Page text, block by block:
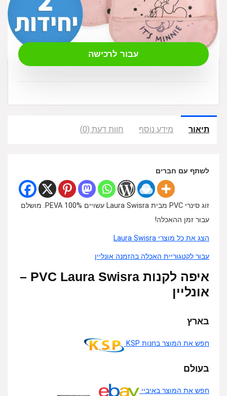
₪25.00
עבור לרכישה
תיאור מידע נוסף חוות דעת (0)
לשתף עם חברים
זוג סינרי PVC מבית Laura Swisra עשויים 100% PEVA. מושלם
עבור זמן ההאכלה!
הצג את כל מוצרי Laura Swisra
עבור לקטגוריית האכלה בהזמנה אונליין
איפה לקנות PVC Laura Swisra –
אונליין
בארץ
חפש את המוצר בחנות KSP
בעולם
חפש את המוצר באיביי